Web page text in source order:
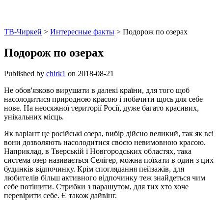
ТВ-Чиркей > Интересные факты > Подорож по озерах
Подорож по озерах
Published by chirk1 on 2018-08-21
Не обов'язково вирушати в далекі країни, для того щоб
насолодитися природною красою і побачити щось для себе
нове. На неосяжної території Росії, дуже багато красивих,
унікальних місць.
Як варіант це російські озера, вибір дійсно великий, так як всі
вони дозволяють насолодитися своєю невимовною красою.
Наприклад, в Тверській і Новгородських областях, така
система озер називається Селігер, можна поїхати в один з цих
будинків відпочинку. Крім споглядання пейзажів, для
любителів більш активного відпочинку теж знайдеться чим
себе потішити. Стрибки з парашутом, для тих хто хоче
перевірити себе. Є також дайвінг.